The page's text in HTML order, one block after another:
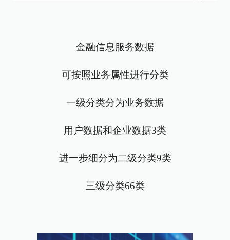
金融信息服务数据
可按照业务属性进行分类
一级分类分为业务数据
用户数据和企业数据3类
进一步细分为二级分类9类
三级分类66类